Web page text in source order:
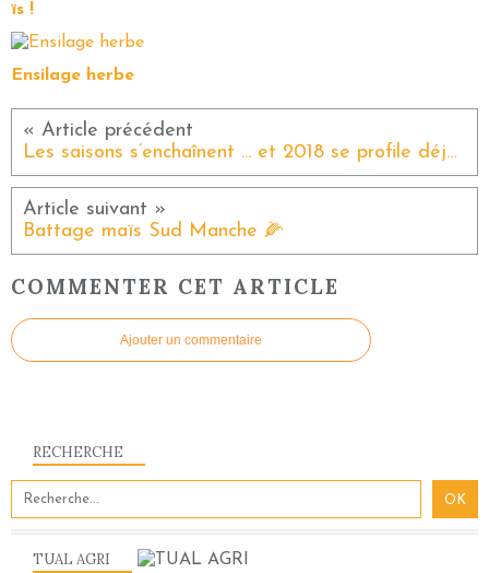
ïs !
Ensilage herbe
Les saisons s’enchaînent ... et 2018 se profile déjà à l’horizon
Battage maïs Sud Manche 🌽
COMMENTER CET ARTICLE
Ajouter un commentaire
RECHERCHE
TUAL AGRI